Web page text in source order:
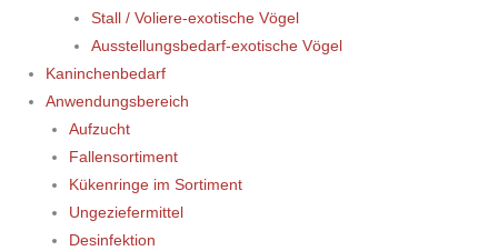
Stall / Voliere-exotische Vögel
Ausstellungsbedarf-exotische Vögel
Kaninchenbedarf
Anwendungsbereich
Aufzucht
Fallensortiment
Kükenringe im Sortiment
Ungeziefermittel
Desinfektion